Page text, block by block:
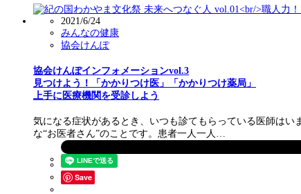
2021/6/24
みんなの健康
協会けんぽ
協会けんぽインフォメーションvol.3
見つけよう！「かかりつけ医」「かかりつけ薬局」
上手に医療機関を受診しよう
気になる症状があるとき、いつも診てもらっている医師は
な“お医者さん”のことです。患者一人一人…
Save